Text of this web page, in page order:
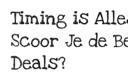
Timing is
Scoor Je de
Deals?